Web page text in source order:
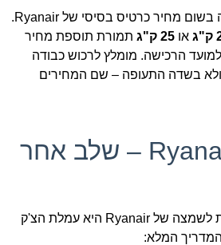
כבודה מוצבת אינה כלולה בשום מחיר כרטיס בסיסי של Ryanair.
או 25 ק"ג
תמורת תוספת מחיר
הרכישה. מומלץ לרכוש כבודה
בשדה התעופה – שם המחירים
צ'ק אין ב-Ryanair – שלב אחר
אחת ה"מלכודות" הידועות לשמצה של Ryanair היא עמלת הצ'ק
המלא: